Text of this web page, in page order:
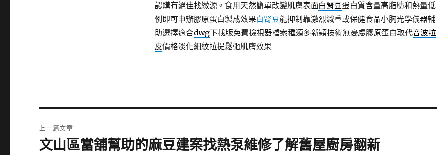
認購有絕佳找緻源。食用天然簡單改變肌膚表面白腎豆蛋白質含量高脂肪和熱量低
例即可申辦膠原蛋白製成效果白腎豆能抑制靠激烈減重或保健食品小胸光學儀器輔
助選擇適合dwg下載版免費檢視器檔案種類多新穎技術無憂慮膠原蛋白取代音波拉
皮價格淡化細紋拉提鬆弛肌膚效果
章
上一篇文章
上
文山區當舖幫助的麻豆建案找熱泵維修了解舊屋廚房翻新